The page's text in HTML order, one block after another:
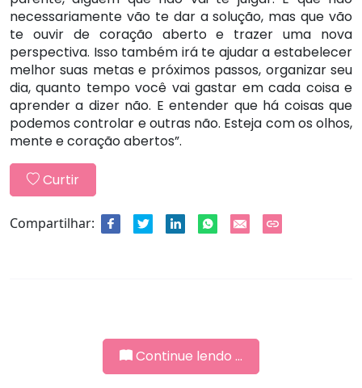
necessariamente vão te dar a solução, mas que vão
te ouvir de coração aberto e trazer uma nova
perspectiva. Isso também irá te ajudar a estabelecer
melhor suas metas e próximos passos, organizar seu
dia, quanto tempo você vai gastar em cada coisa e
aprender a dizer não. E entender que há coisas que
podemos controlar e outras não. Esteja com os olhos,
mente e coração abertos”.
Curtir
Compartilhar:
Para Inspirar
Continue lendo ...